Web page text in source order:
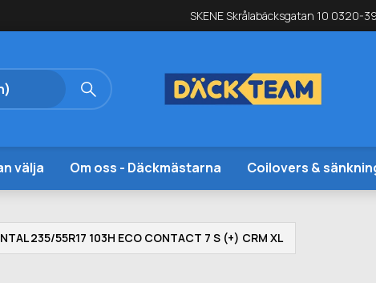
SKENE Skrålabäcksgatan 10 0320-
välja Om oss - Däckmästarna Coilovers &
235/55R17 103H ECO CONTACT 7 S (+) CRM XL